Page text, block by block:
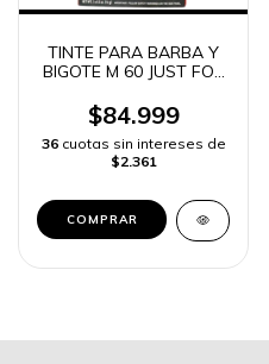
TINTE PARA BARBA Y
BIGOTE M 60 JUST FOR
AZABACHE
$84.999
36 cuotas sin intereses de
$2.361
COMPRAR